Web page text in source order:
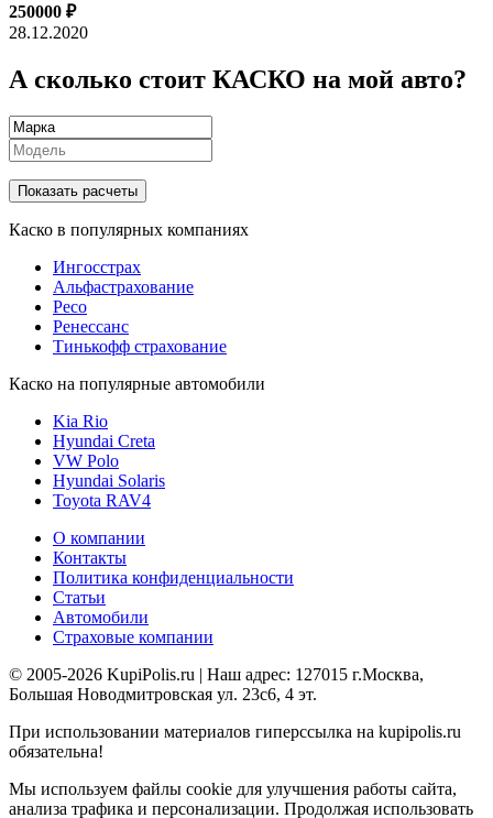
250000 ₽
28.12.2020
А сколько стоит КАСКО на мой авто?
Показать расчеты
Каско в популярных компаниях
Ингосстрах
Альфастрахование
Ресо
Ренессанс
Тинькофф страхование
Каско на популярные автомобили
Kia Rio
Hyundai Creta
VW Polo
Hyundai Solaris
Toyota RAV4
О компании
Контакты
Политика конфиденциальности
Статьи
Автомобили
Страховые компании
© 2005-2026 KupiPolis.ru | Наш адрес: 127015 г.Москва,
Большая Новодмитровская ул. 23с6, 4 эт.
При использовании материалов гиперссылка на kupipolis.ru
обязательна!
Мы используем файлы cookie для улучшения работы сайта,
анализа трафика и персонализации. Продолжая использовать